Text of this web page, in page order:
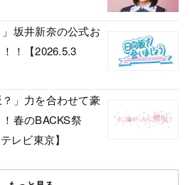
」坂井新奈の公式お
！【2026.5.3
？」力を合わせて豪
春のBACKS祭
レビ東京】